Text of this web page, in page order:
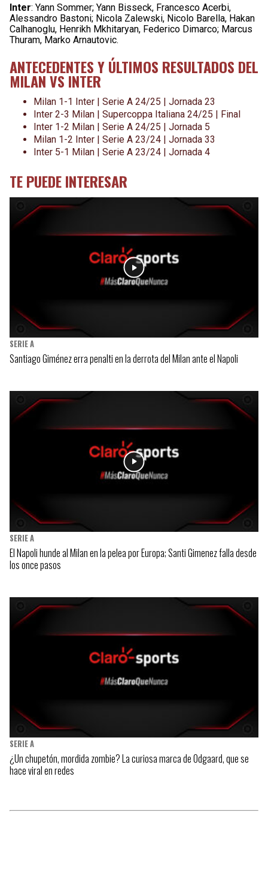
Inter: Yann Sommer; Yann Bisseck, Francesco Acerbi,
Alessandro Bastoni; Nicola Zalewski, Nicolo Barella, Hakan
Calhanoglu, Henrikh Mkhitaryan, Federico Dimarco; Marcus
Thuram, Marko Arnautovic.
ANTECEDENTES Y ÚLTIMOS RESULTADOS DEL
MILAN VS INTER
Milan 1-1 Inter | Serie A 24/25 | Jornada 23
Inter 2-3 Milan | Supercoppa Italiana 24/25 | Final
Inter 1-2 Milan | Serie A 24/25 | Jornada 5
Milan 1-2 Inter | Serie A 23/24 | Jornada 33
Inter 5-1 Milan | Serie A 23/24 | Jornada 4
TE PUEDE INTERESAR
SERIE A
Santiago Giménez erra penalti en la derrota del Milan ante el Napoli
SERIE A
El Napoli hunde al Milan en la pelea por Europa; Santi Gimenez falla desde
los once pasos
SERIE A
¿Un chupetón, mordida zombie? La curiosa marca de Odgaard, que se
hace viral en redes